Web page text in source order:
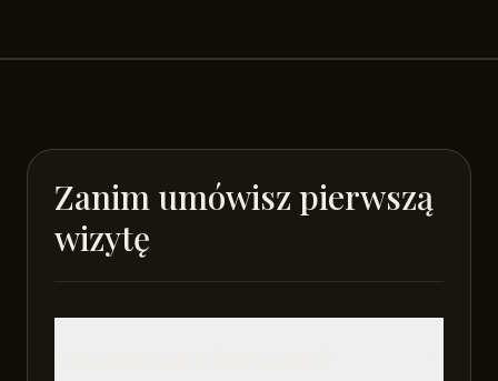
Zanim umówisz pierwszą
wizytę